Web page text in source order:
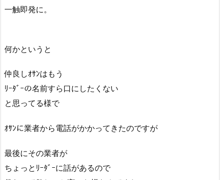
一触即発に。
何かというと
仲良しｵｻﾝはもう
ﾘｰﾀﾞｰの名前すら口にしたくない
と思ってる様で
ｵｻﾝに業者から電話がかかってきたのですが
最後にその業者が
ちょっとﾘｰﾀﾞｰに話があるので